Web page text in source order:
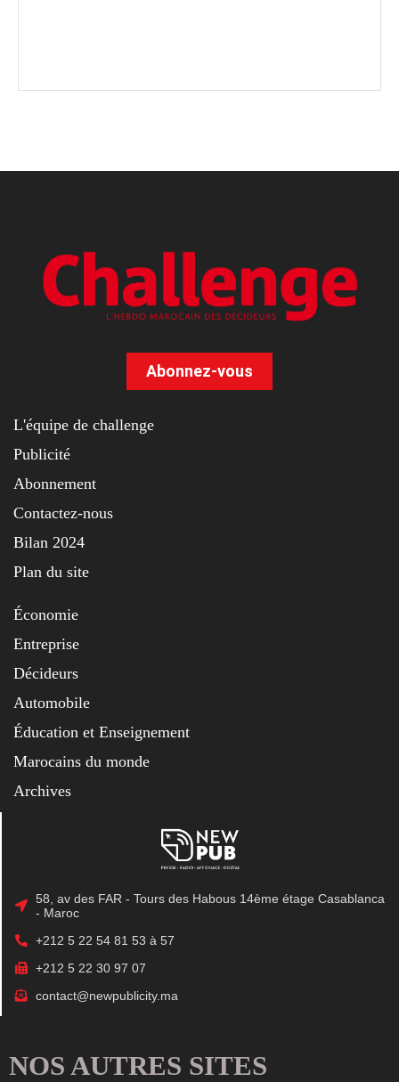
Abonnez-vous
L'équipe de challenge
Publicité
Abonnement
Contactez-nous
Bilan 2024
Plan du site
Économie
Entreprise
Décideurs
Automobile
Éducation et Enseignement
Marocains du monde
Archives
58, av des FAR - Tours des Habous 14ème étage Casablanca
- Maroc
+212 5 22 54 81 53 à 57
+212 5 22 30 97 07
contact@newpublicity.ma
NOS AUTRES SITES